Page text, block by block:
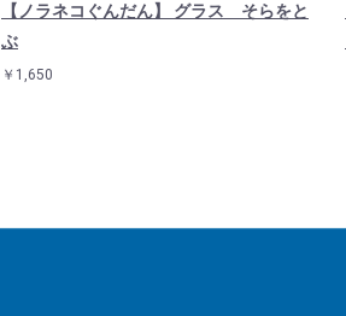
【ノラネコぐんだん】 グラス そらをと
ぶ
￥1,650